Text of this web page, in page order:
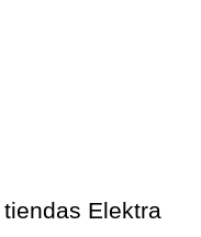
Elektra